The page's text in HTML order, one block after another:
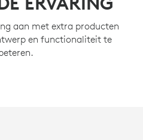
aan met extra producten
en functionaliteit te